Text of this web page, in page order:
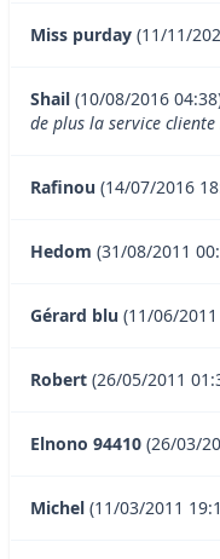
Miss purday (11/11/
Shail (10/08/2016
de plus la service cliente
Rafinou (14/07/2016
Hedom (31/08/2011
Gérard blu (11/06/
Robert (26/05/2011
Elnono 94410 (26/03/
Michel (11/03/2011